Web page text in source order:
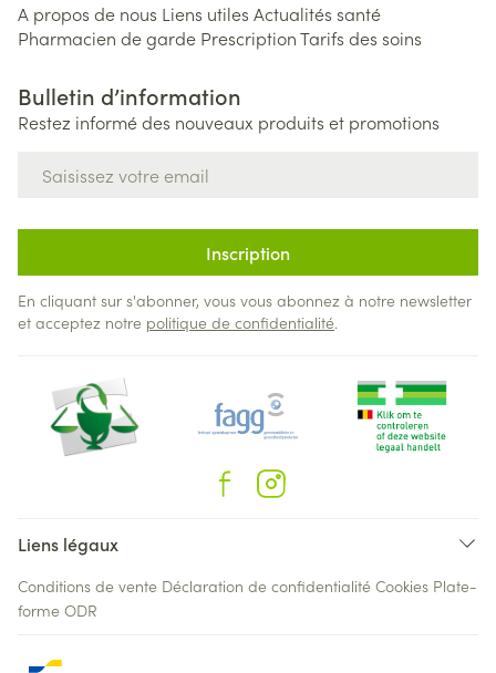
A propos de nous Liens utiles Actualités santé
Pharmacien de garde PrescriptionTarifs des soins
Bulletin d’information
Restez informé des nouveaux produits et promotions
Inscription
En cliquant sur s'abonner, vous vous abonnez à notre newsletter
et acceptez notre politique de confidentialité.
Liens légaux
Conditions de vente Déclaration de confidentialité Cookies Plate-
forme ODR